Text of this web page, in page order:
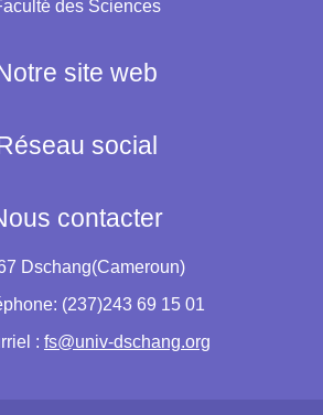
des Sciences
site web
social
contacter
Dschang(Cameroun)
(237)243 69 15 01
: fs@univ-dschang.org